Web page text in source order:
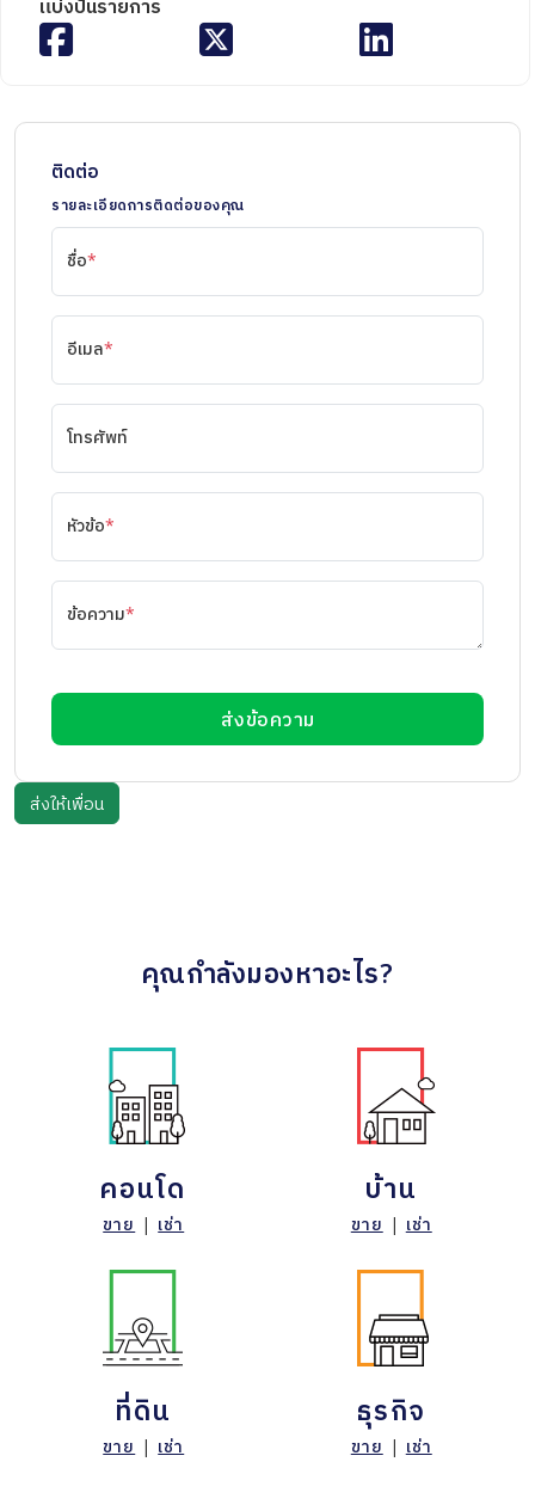
แบ่งปันรายการ
ติดต่อ
รายละเอียดการติดต่อของคุณ
ชื่อ*
อีเมล*
โทรศัพท์
หัวข้อ*
ข้อความ*
ส่งข้อความ
คุณกำลังมองหาอะไร?
คอนโด
ขาย | เช่า
บ้าน
ขาย | เช่า
ที่ดิน
ขาย | เช่า
ธุรกิจ
ขาย | เช่า